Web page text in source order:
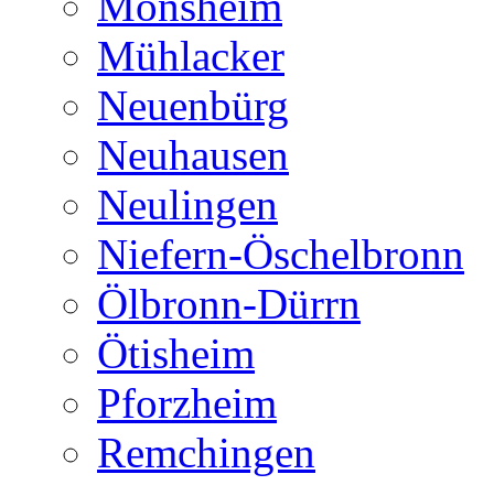
Mühlacker
Neuenbürg
Neuhausen
Neulingen
Niefern-Öschelbronn
Ölbronn-Dürrn
Ötisheim
Pforzheim
Remchingen